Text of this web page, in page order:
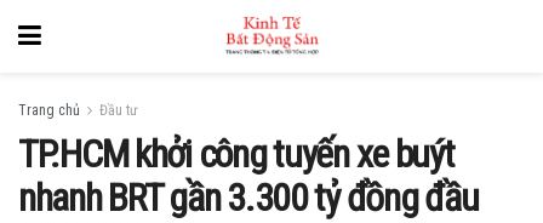
Trang chủ Đầu tư
TP.HCM khởi công tuyến xe buýt
nhanh BRT gần 3.300 tỷ đồng đầu